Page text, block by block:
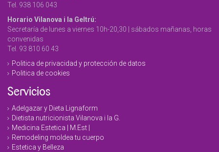
Tel. 938 106 043
Horario Vilanova i la Geltrú:
Secretaría de lunes a viernes 10h-20,30 | sábados mañanas, horas
convenidas
Tel. 93 810 60 43
Politica de privacidad y protección de datos
Politica de cookies
Servicios
Adelgazar y Dieta Lignaform
Dietista nutricionista Vilanova i la G.
Medicina Estetica | M.Est |
Remodeling moldea tu cuerpo
Estetica y Belleza